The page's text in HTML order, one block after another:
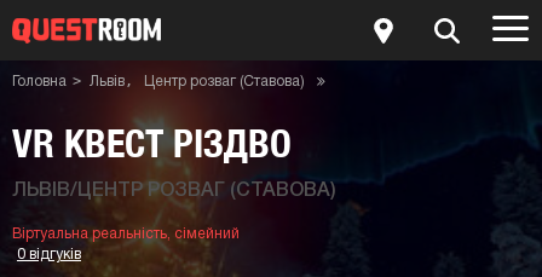
Головна Львів
Центр розваг (Ставова)
Сімейний VR квест Різдво
VR КВЕСТ РІЗДВО
ЛЬВІВ/ЦЕНТР РОЗВАГ (СТАВОВА)
Віртуальна реальність, сімейний
0 відгуків